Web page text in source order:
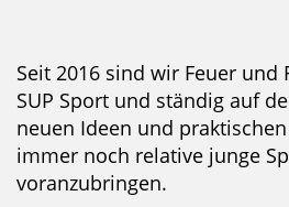
Seit 2016 sind wir Feuer und
SUP Sport und ständig auf
neuen Ideen und
immer noch relative junge
voranzubringen.